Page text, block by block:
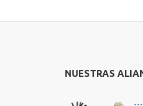
NUESTRAS